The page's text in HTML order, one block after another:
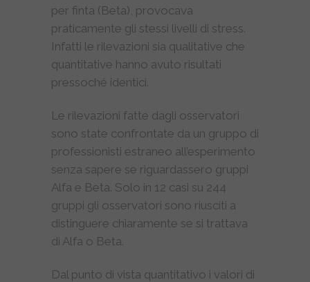
per finta (Beta), provocava
praticamente gli stessi livelli di stress.
Infatti le rilevazioni sia qualitative che
quantitative hanno avuto risultati
pressoché identici.
Le rilevazioni fatte dagli osservatori
sono state confrontate da un gruppo di
professionisti estraneo all’esperimento
senza sapere se riguardassero gruppi
Alfa e Beta. Solo in 12 casi su 244
gruppi gli osservatori sono riusciti a
distinguere chiaramente se si trattava
di Alfa o Beta.
Dal punto di vista quantitativo i valori di